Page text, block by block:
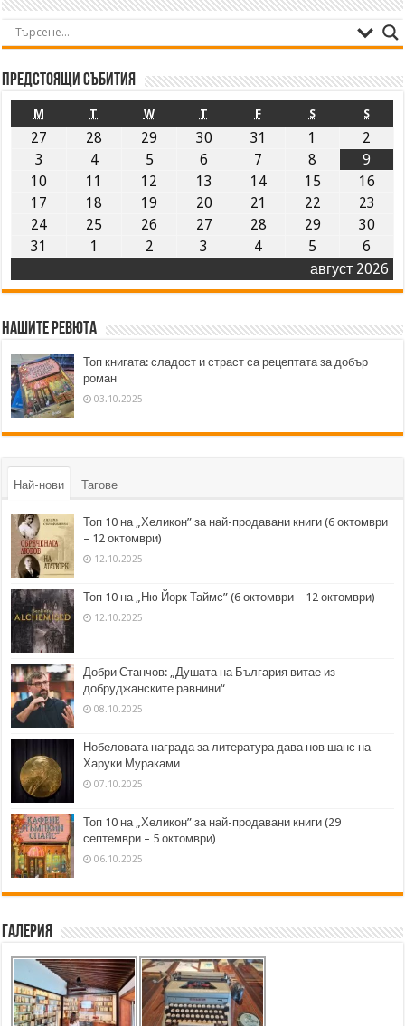
Предстоящи събития
август 2026
M T W T F S S
27 28 29 30 31 1
2
3
4 5 6 7 8
9
10
11 12 13 14 15
16
17
18 19 20 21 22
23
24
25 26 27 28 29
30
31
1 2 3 4 5 6
Нашите ревюта
Топ книгата: сладост и страст са рецептата за добър
роман
03.10.2025
Най-нови Тагове
Топ 10 на „Хеликон” за най-продавани книги (6 октомври
– 12 октомври)
12.10.2025
Топ 10 на „Ню Йорк Таймс” (6 октомври – 12 октомври)
12.10.2025
Добри Станчов: „Душата на България витае из
добруджанските равнини“
08.10.2025
Нобеловата награда за литература дава нов шанс на
Харуки Мураками
07.10.2025
Топ 10 на „Хеликон” за най-продавани книги (29
септември – 5 октомври)
06.10.2025
Галерия